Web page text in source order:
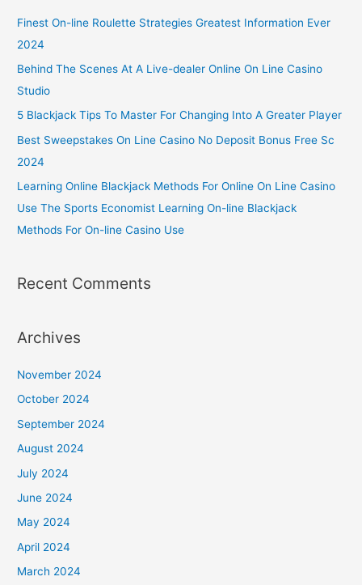
Finest On-line Roulette Strategies Greatest Information Ever
2024
Behind The Scenes At A Live-dealer Online On Line Casino
Studio
5 Blackjack Tips To Master For Changing Into A Greater Player
Best Sweepstakes On Line Casino No Deposit Bonus Free Sc
2024
Learning Online Blackjack Methods For Online On Line Casino
Use The Sports Economist Learning On-line Blackjack
Methods For On-line Casino Use
Recent Comments
Archives
November 2024
October 2024
September 2024
August 2024
July 2024
June 2024
May 2024
April 2024
March 2024